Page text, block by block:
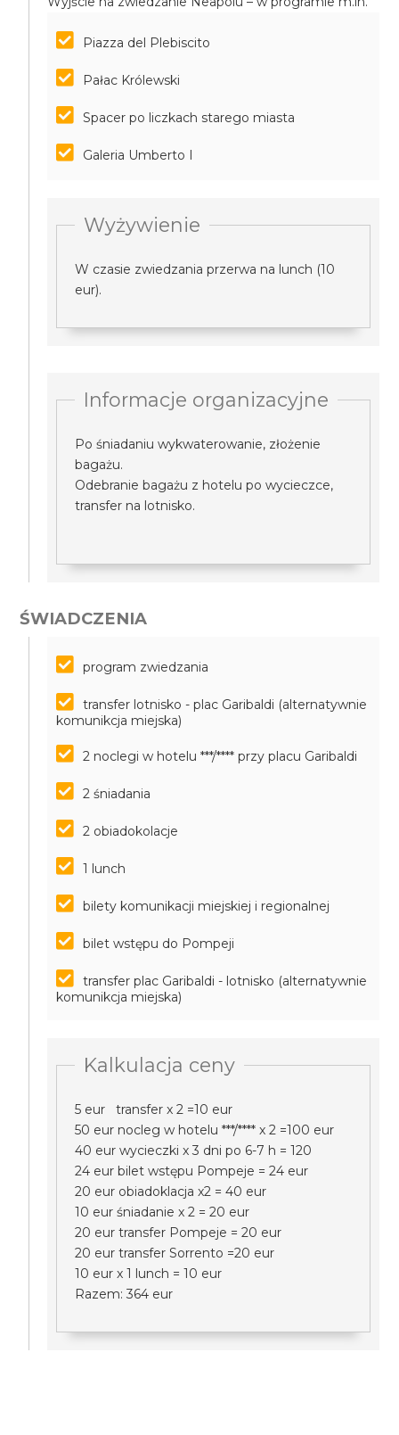
Piazza del Plebiscito
Pałac Królewski
Spacer po liczkach starego miasta
Galeria Umberto I
Wyżywienie
W czasie zwiedzania przerwa na lunch (10
eur).
Informacje organizacyjne
Po śniadaniu wykwaterowanie, złożenie
bagażu.
Odebranie bagażu z hotelu po wycieczce,
transfer na lotnisko.
ŚWIADCZENIA
program zwiedzania
transfer lotnisko - plac Garibaldi (alternatywnie
komunikcja miejska)
2 noclegi w hotelu ***/**** przy placu Garibaldi
2 śniadania
2 obiadokolacje
1 lunch
bilety komunikacji miejskiej i regionalnej
bilet wstępu do Pompeji
transfer plac Garibaldi - lotnisko (alternatywnie
komunikcja miejska)
Kalkulacja ceny
5 eur transfer x 2 =10 eur
50 eur nocleg w hotelu ***/**** x 2 =100 eur
40 eur wycieczki x 3 dni po 6-7 h = 120
24 eur bilet wstępu Pompeje = 24 eur
20 eur obiadoklacja x2 = 40 eur
10 eur śniadanie x 2 = 20 eur
20 eur transfer Pompeje = 20 eur
20 eur transfer Sorrento =20 eur
10 eur x 1 lunch = 10 eur
Razem: 364 eur